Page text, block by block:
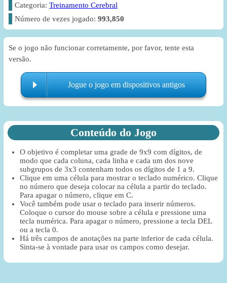
Categoria:Treinamento Cerebral
Número de vezes jogado:993,850
Se o jogo não funcionar corretamente, por favor, tente esta
versão.
Jogue o jogo em dispositivos antigos
Conteúdo do Jogo
O objetivo é completar uma grade de 9x9 com dígitos, de
modo que cada coluna, cada linha e cada um dos nove
subgrupos de 3x3 contenham todos os dígitos de 1 a 9.
Clique em uma célula para mostrar o teclado numérico. Clique
no número que deseja colocar na célula a partir do teclado.
Para apagar o número, clique em C.
Você também pode usar o teclado para inserir números.
Coloque o cursor do mouse sobre a célula e pressione uma
tecla numérica. Para apagar o número, pressione a tecla DEL
ou a tecla 0.
Há três campos de anotações na parte inferior de cada célula.
Sinta-se à vontade para usar os campos como desejar.